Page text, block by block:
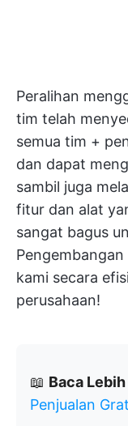
Peralihan
tim telah
semua tim +
dan dapat
sambil juga
fitur dan alat
sangat bagus
kami secara
perusahaan!
📖 Baca
Penjualan